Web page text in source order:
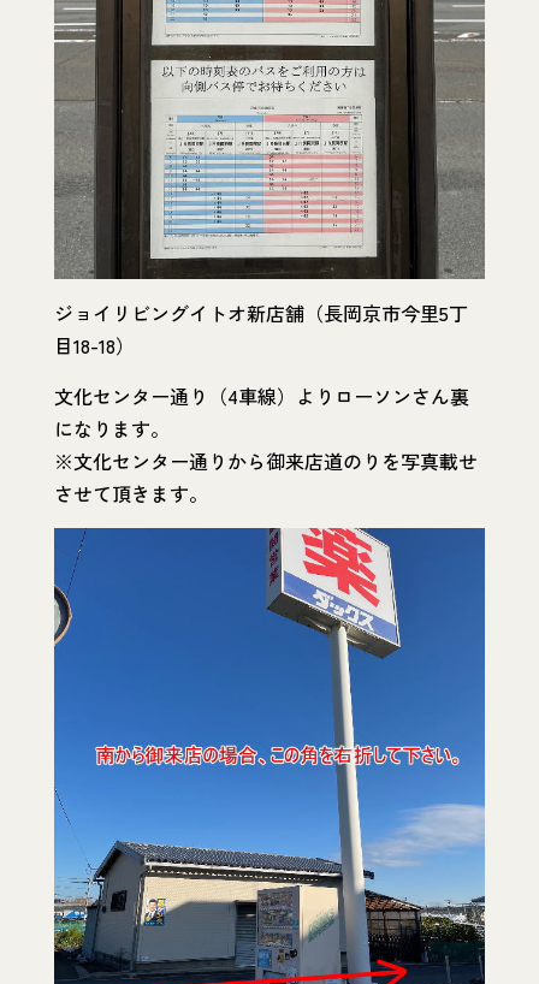
ジョイリビングイトオ新店舗（長岡京市今里5丁
目18-18）
文化センター通り（4車線）よりローソンさん裏
になります。
※文化センター通りから御来店道のりを写真載せ
させて頂きます。